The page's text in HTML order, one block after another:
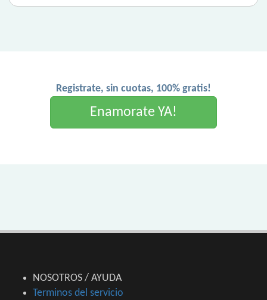
Registrate, sin cuotas, 100% gratis!
Enamorate YA!
NOSOTROS / AYUDA
Terminos del servicio